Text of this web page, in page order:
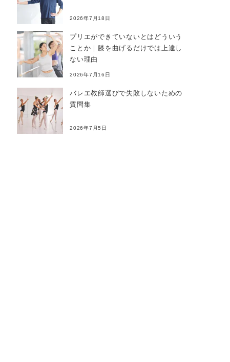
2026年7月18日
プリエができていないとはどういう
ことか｜膝を曲げるだけでは上達し
ない理由
2026年7月16日
バレエ教師選びで失敗しないための
質問集
2026年7月5日